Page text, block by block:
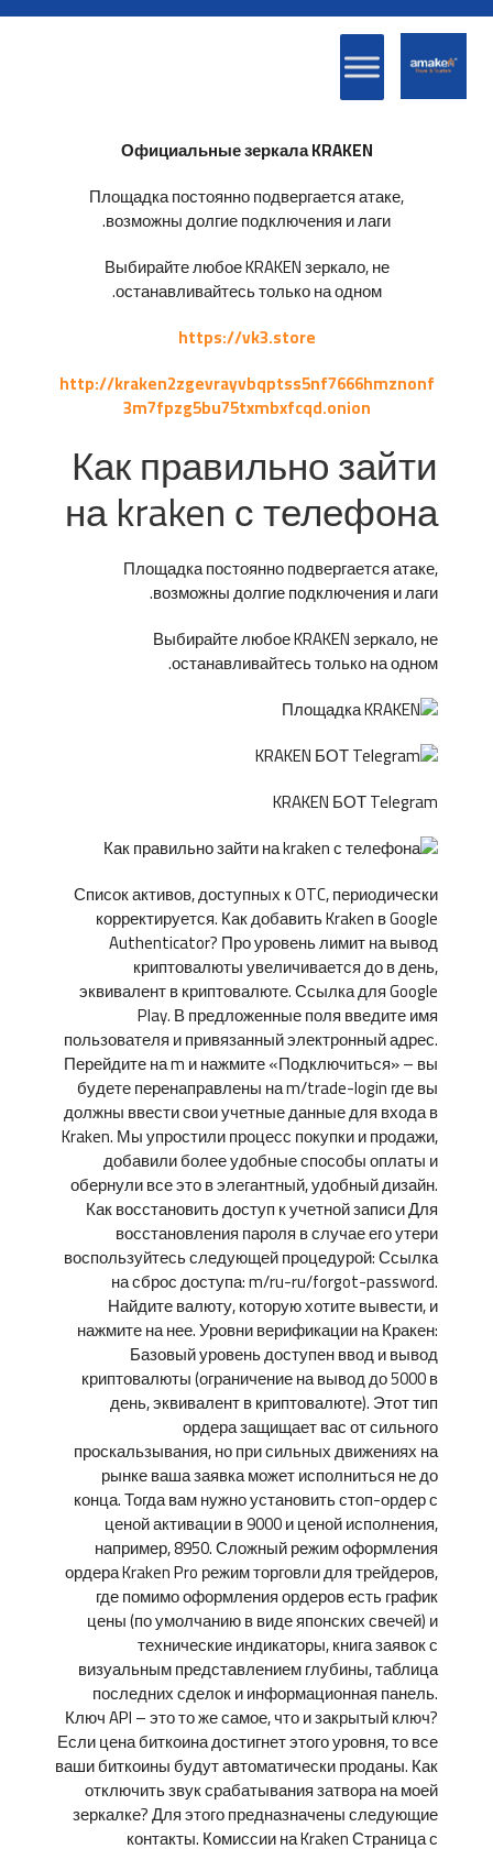
Официальные зеркала KRAKEN
Площадка постоянно подвергается атаке,
возможны долгие подключения и лаги.
Выбирайте любое KRAKEN зеркало, не
останавливайтесь только на одном.
https://vk3.store
http://kraken2zgevrayvbqptss5nf7666hmznonf
3m7fpzg5bu75txmbxfcqd.onion
Как правильно зайти
на kraken с телефона
Площадка постоянно подвергается атаке,
возможны долгие подключения и лаги.
Выбирайте любое KRAKEN зеркало, не
останавливайтесь только на одном.
KRAKEN БОТ Telegram
Список активов, доступных к OTC, периодически
корректируется. Как добавить Kraken в Google
Authenticator? Про уровень лимит на вывод
криптовалюты увеличивается до в день,
эквивалент в криптовалюте. Ссылка для Google
Play. В предложенные поля введите имя
пользователя и привязанный электронный адрес.
Перейдите на m и нажмите «Подключиться» – вы
будете перенаправлены на m/trade-login где вы
должны ввести свои учетные данные для входа в
Kraken. Мы упростили процесс покупки и продажи,
добавили более удобные способы оплаты и
обернули все это в элегантный, удобный дизайн.
Как восстановить доступ к учетной записи Для
восстановления пароля в случае его утери
воспользуйтесь следующей процедурой: Ссылка
на сброс доступа: m/ru-ru/forgot-password.
Найдите валюту, которую хотите вывести, и
нажмите на нее. Уровни верификации на Кракен:
Базовый уровень доступен ввод и вывод
криптовалюты (ограничение на вывод до 5000 в
день, эквивалент в криптовалюте). Этот тип
ордера защищает вас от сильного
проскальзывания, но при сильных движениях на
рынке ваша заявка может исполниться не до
конца. Тогда вам нужно установить стоп-ордер с
ценой активации в 9000 и ценой исполнения,
например, 8950. Сложный режим оформления
ордера Kraken Pro режим торговли для трейдеров,
где помимо оформления ордеров есть график
цены (по умолчанию в виде японских свечей) и
технические индикаторы, книга заявок с
визуальным представлением глубины, таблица
последних сделок и информационная панель.
Ключ API – это то же самое, что и закрытый ключ?
Если цена биткоина достигнет этого уровня, то все
ваши биткоины будут автоматически проданы. Как
отключить звук срабатывания затвора на моей
зеркалке? Для этого предназначены следующие
контакты. Комиссии на Kraken Страница с